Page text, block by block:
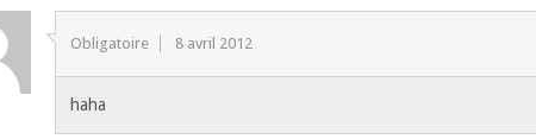
Obligatoire 8 avril 2012
haha